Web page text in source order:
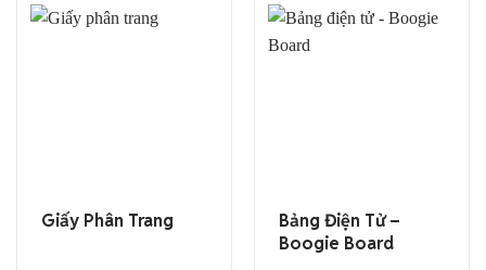
Giấy Phân Trang
Bảng Điện Tử –
Boogie Board